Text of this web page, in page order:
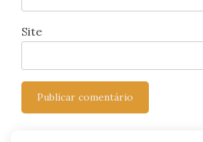
Site